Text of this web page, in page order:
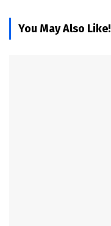
You May Also Like!